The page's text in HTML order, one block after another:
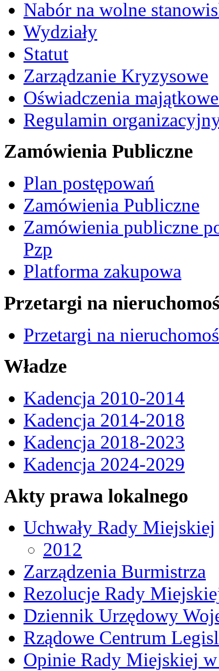
Nabór na wolne
Wydziały
Statut
Zarządzanie Kryzysowe
Oświadczenia
Regulamin
Zamówienia Publiczne
Plan postępowań
Zamówienia Publiczne
Zamówienia publiczne
Pzp
Platforma zakupowa
Przetargi na
Przetargi na
Władze
Kadencja 2010-2014
Kadencja 2014-2018
Kadencja 2018-2023
Kadencja 2024-2029
Akty prawa lokalnego
Uchwały Rady Miejskiej
2012
Zarządzenia Burmistrza
Rezolucje Rady
Dziennik Urzędowy
Rządowe Centrum
Opinie Rady Miejskiej w